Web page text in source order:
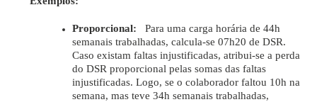
Proporcional: Para uma carga horária de 44h
semanais trabalhadas, calcula-se 07h20 de DSR.
Caso existam faltas injustificadas, atribui-se a perda
do DSR proporcional pelas somas das faltas
injustificadas. Logo, se o colaborador faltou 10h na
semana, mas teve 34h semanais trabalhadas,